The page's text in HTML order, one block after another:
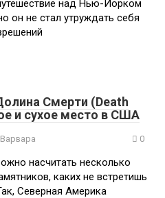
над Нью-Йорком
он не стал утруждать себя
Смерти (Death
и сухое место в США
Варвара 0
насчитать несколько
каких не встретишь
Северная Америка